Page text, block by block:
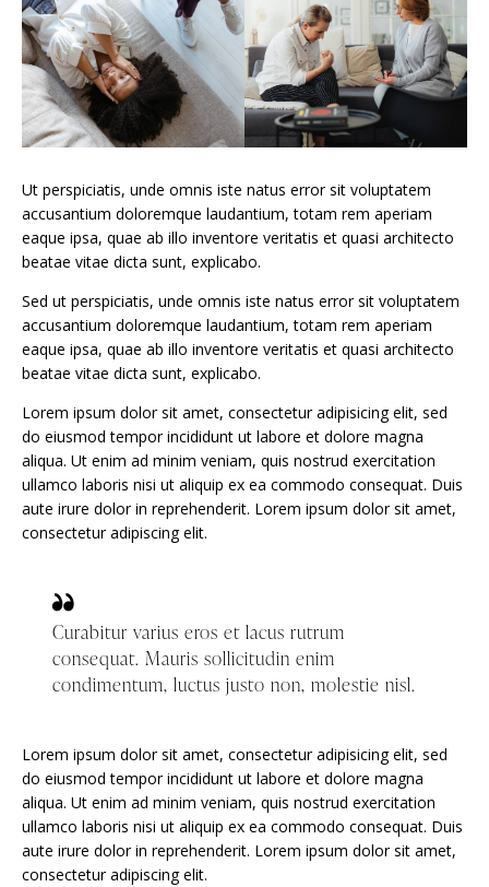
Ut perspiciatis, unde omnis iste natus error sit voluptatem
accusantium doloremque laudantium, totam rem aperiam
eaque ipsa, quae ab illo inventore veritatis et quasi architecto
beatae vitae dicta sunt, explicabo.
Sed ut perspiciatis, unde omnis iste natus error sit voluptatem
accusantium doloremque laudantium, totam rem aperiam
eaque ipsa, quae ab illo inventore veritatis et quasi architecto
beatae vitae dicta sunt, explicabo.
Lorem ipsum dolor sit amet, consectetur adipisicing elit, sed
do eiusmod tempor incididunt ut labore et dolore magna
aliqua. Ut enim ad minim veniam, quis nostrud exercitation
ullamco laboris nisi ut aliquip ex ea commodo consequat. Duis
aute irure dolor in reprehenderit. Lorem ipsum dolor sit amet,
consectetur adipiscing elit.
Curabitur varius eros et lacus rutrum
consequat. Mauris sollicitudin enim
condimentum, luctus justo non, molestie nisl.
Lorem ipsum dolor sit amet, consectetur adipisicing elit, sed
do eiusmod tempor incididunt ut labore et dolore magna
aliqua. Ut enim ad minim veniam, quis nostrud exercitation
ullamco laboris nisi ut aliquip ex ea commodo consequat. Duis
aute irure dolor in reprehenderit. Lorem ipsum dolor sit amet,
consectetur adipiscing elit.